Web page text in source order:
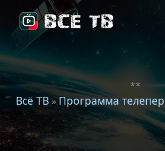
**
Всё ТВ»Программа